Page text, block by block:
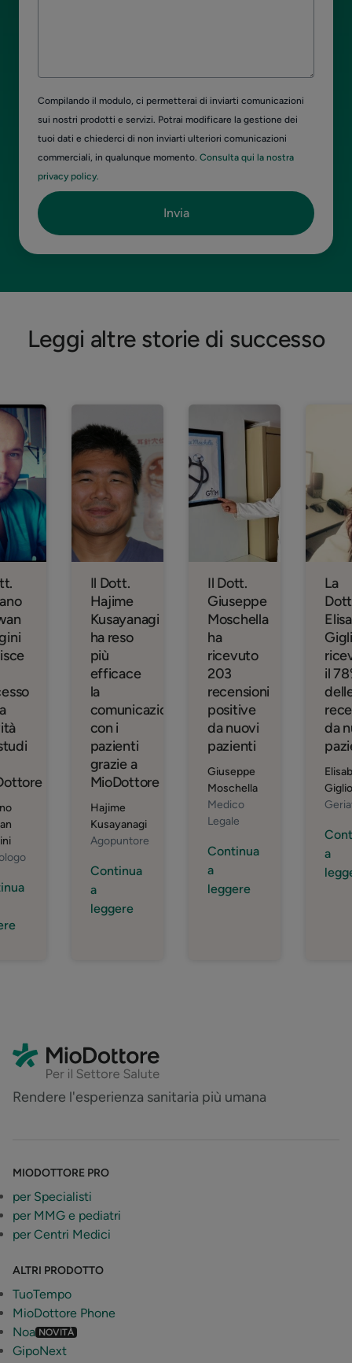
Compilando il modulo, ci permetterai di inviarti comunicazioni
sui nostri prodotti e servizi. Potrai modificare la gestione dei
tuoi dati e chiederci di non inviarti ulteriori comunicazioni
commerciali, in qualunque momento. Consulta qui la nostra
privacy policy.
Leggi altre storie di successo
Il Dott.
Hajime
Kusayanagi
ha reso
più
efficace
la
comunicazione
con i
pazienti
grazie a
MioDottore
Hajime
Kusayanagi
Agopuntore
Continua
a
leggere
Il Dott.
Giuseppe
Moschella
ha
ricevuto
203
recensioni
positive
da nuovi
pazienti
Giuseppe
Moschella
Medico
Legale
Continua
a
leggere
La
il
da
a
Rendere l'esperienza sanitaria più umana
MIODOTTORE PRO
per Specialisti
per MMG e pediatri
per Centri Medici
ALTRI PRODOTTO
TuoTempo
MioDottore Phone
Noa NOVITÀ
GipoNext